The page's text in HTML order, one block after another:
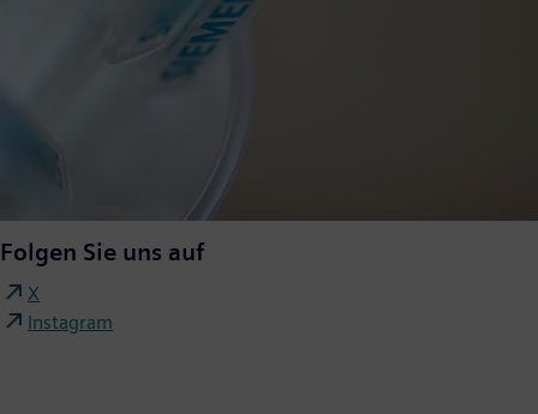
Folgen Sie uns auf
X
Instagram